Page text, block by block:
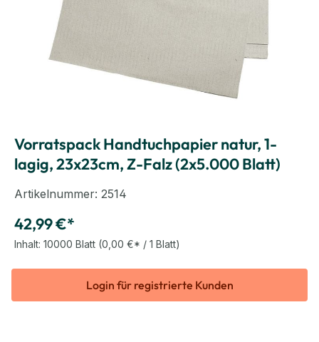
Vorratspack Handtuchpapier natur, 1-
lagig, 23x23cm, Z-Falz (2x5.000 Blatt)
Artikelnummer: 2514
42,99 €*
Inhalt: 10000 Blatt (0,00 €* / 1 Blatt)
Login für registrierte Kunden